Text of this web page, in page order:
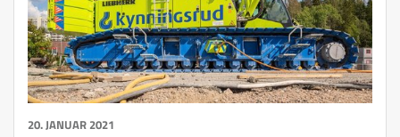
20. JANUAR 2021